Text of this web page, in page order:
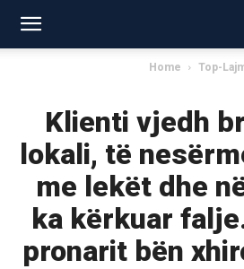
Home Top-
Klienti vjedh
lokali, të
me lekët dhe
ka kërkuar
pronarit bën